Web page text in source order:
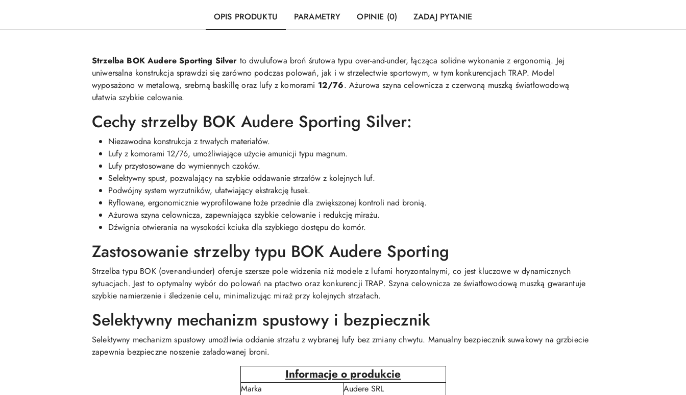
OPIS PRODUKTU PARAMETRY OPINIE (0) ZADAJ PYTANIE
Strzelba BOK Audere Sporting Silver to dwulufowa broń śrutowa typu over-and-under, łącząca solidne wykonanie z ergonomią. Jej
uniwersalna konstrukcja sprawdzi się zarówno podczas polowań, jak i w strzelectwie sportowym, w tym konkurencjach TRAP. Model
wyposażono w metalową, srebrną baskillę oraz lufy z komorami 12/76. Ażurowa szyna celownicza z czerwoną muszką światłowodową
ułatwia szybkie celowanie.
Cechy strzelby BOK Audere Sporting Silver:
Niezawodna konstrukcja z trwałych materiałów.
Lufy z komorami 12/76, umożliwiające użycie amunicji typu magnum.
Lufy przystosowane do wymiennych czoków.
Selektywny spust, pozwalający na szybkie oddawanie strzałów z kolejnych luf.
Podwójny system wyrzutników, ułatwiający ekstrakcję łusek.
Ryflowane, ergonomicznie wyprofilowane łoże przednie dla zwiększonej kontroli nad bronią.
Ażurowa szyna celownicza, zapewniająca szybkie celowanie i redukcję mirażu.
Dźwignia otwierania na wysokości kciuka dla szybkiego dostępu do komór.
Zastosowanie strzelby typu BOK Audere Sporting
Strzelba typu BOK (over-and-under) oferuje szersze pole widzenia niż modele z lufami horyzontalnymi, co jest kluczowe w dynamicznych
sytuacjach. Jest to optymalny wybór do polowań na ptactwo oraz konkurencji TRAP. Szyna celownicza ze światłowodową muszką gwarantuje
szybkie namierzenie i śledzenie celu, minimalizując miraż przy kolejnych strzałach.
Selektywny mechanizm spustowy i bezpiecznik
Selektywny mechanizm spustowy umożliwia oddanie strzału z wybranej lufy bez zmiany chwytu. Manualny bezpiecznik suwakowy na grzbiecie
zapewnia bezpieczne noszenie załadowanej broni.
Informacje o produkcie
Marka
Audere SRL